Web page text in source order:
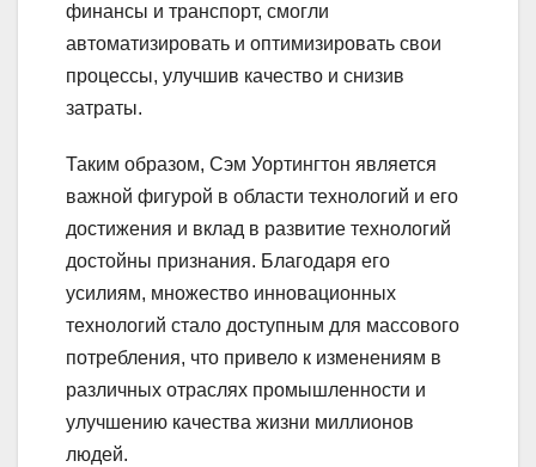
финансы и транспорт, смогли
автоматизировать и оптимизировать свои
процессы, улучшив качество и снизив
затраты.
Таким образом, Сэм Уортингтон является
важной фигурой в области технологий и его
достижения и вклад в развитие технологий
достойны признания. Благодаря его
усилиям, множество инновационных
технологий стало доступным для массового
потребления, что привело к изменениям в
различных отраслях промышленности и
улучшению качества жизни миллионов
людей.